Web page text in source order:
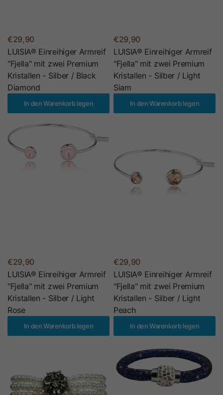
€29,90
LUISIA® Einreihiger Armreif
"Fjella" mit zwei Premium
Kristallen - Silber / Black
Diamond
In den Warenkorb legen
€29,90
LUISIA® Einreihiger Armreif
"Fjella" mit zwei Premium
Kristallen - Silber / Light
Siam
In den Warenkorb legen
€29,90
LUISIA® Einreihiger Armreif
"Fjella" mit zwei Premium
Kristallen - Silber / Light
Rose
In den Warenkorb legen
€29,90
LUISIA® Einreihiger Armreif
"Fjella" mit zwei Premium
Kristallen - Silber / Light
Peach
In den Warenkorb legen